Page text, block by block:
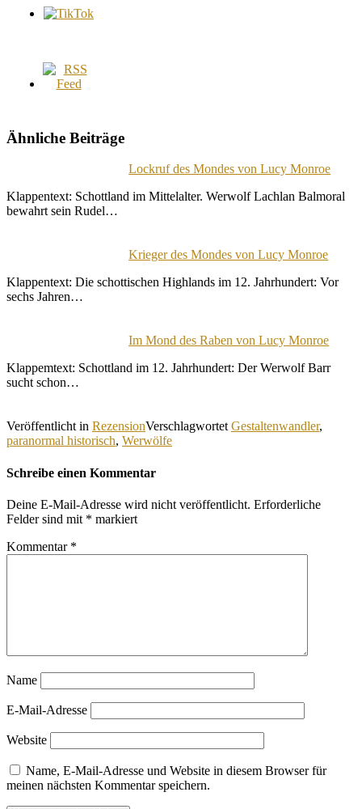
Ähnliche Beiträge
Lockruf des Mondes von Lucy Monroe
Klappentext: Schottland im Mittelalter. Werwolf Lachlan Balmoral
bewahrt sein Rudel…
Krieger des Mondes von Lucy Monroe
Klappentext: Die schottischen Highlands im 12. Jahrhundert: Vor
sechs Jahren…
Im Mond des Raben von Lucy Monroe
Klappemtext: Schottland im 12. Jahrhundert: Der Werwolf Barr
sucht schon…
Veröffentlicht in RezensionVerschlagwortet Gestaltenwandler,
paranormal historisch, Werwölfe
Schreibe einen Kommentar
Deine E-Mail-Adresse wird nicht veröffentlicht. Erforderliche
Felder sind mit * markiert
Kommentar *
Name
E-Mail-Adresse
Website
Name, E-Mail-Adresse und Website in diesem Browser für
meinen nächsten Kommentar speichern.